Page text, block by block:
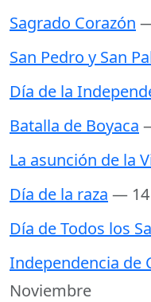
Sagrado Corazón
San Pedro y San
Día de la
Batalla de Boyaca
La asunción de la
Día de la raza — 14
Día de Todos los
Independencia de
Noviembre